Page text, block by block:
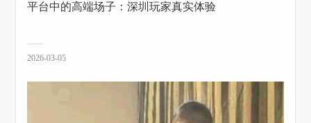
平台中的高端场子：深圳玩家真实体验
2026-03-05